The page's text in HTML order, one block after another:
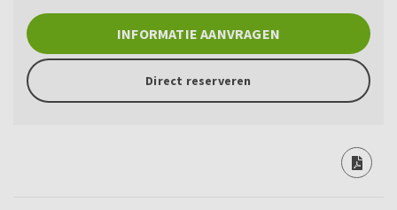
INFORMATIE AANVRAGEN
Direct reserveren